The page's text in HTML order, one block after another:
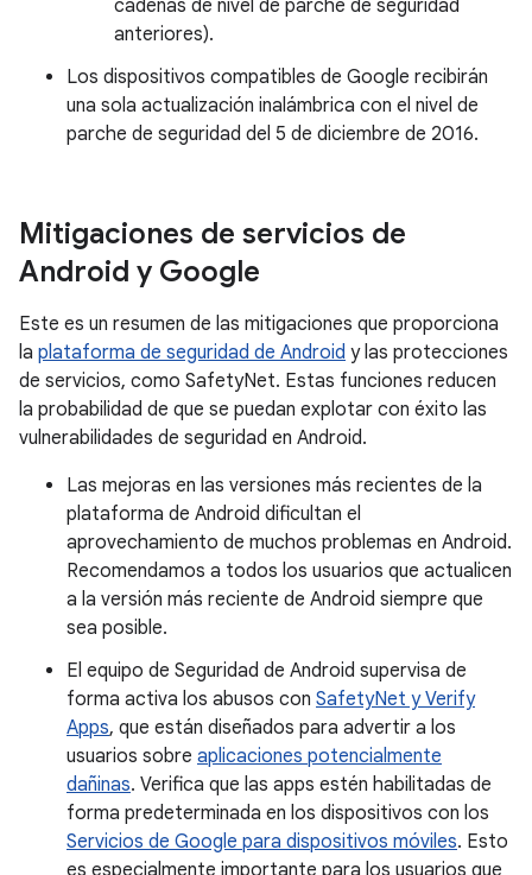
cadenas de nivel de parche de seguridad
anteriores).
Los dispositivos compatibles de Google recibirán
una sola actualización inalámbrica con el nivel de
parche de seguridad del 5 de diciembre de 2016.
Mitigaciones de servicios de
Android y Google
Este es un resumen de las mitigaciones que proporciona
la plataforma de seguridad de Android y las protecciones
de servicios, como SafetyNet. Estas funciones reducen
la probabilidad de que se puedan explotar con éxito las
vulnerabilidades de seguridad en Android.
Las mejoras en las versiones más recientes de la
plataforma de Android dificultan el
aprovechamiento de muchos problemas en Android.
Recomendamos a todos los usuarios que actualicen
a la versión más reciente de Android siempre que
sea posible.
El equipo de Seguridad de Android supervisa de
forma activa los abusos con SafetyNet y Verify
Apps, que están diseñados para advertir a los
usuarios sobre aplicaciones potencialmente
dañinas. Verifica que las apps estén habilitadas de
forma predeterminada en los dispositivos con los
Servicios de Google para dispositivos móviles. Esto
es especialmente importante para los usuarios que